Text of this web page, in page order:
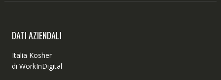
DATI AZIENDALI
Italia Kosher
di WorkInDigital